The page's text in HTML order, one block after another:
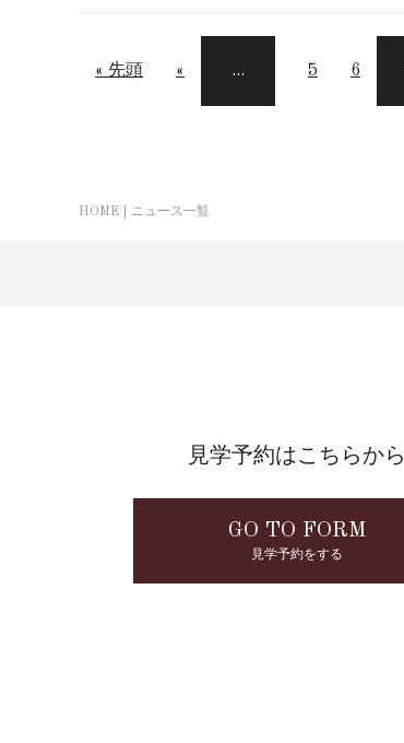
« 先頭 « ... 5 6
HOME ニュース一覧
見学予約はこちらから
GO TO FORM
見学予約をする